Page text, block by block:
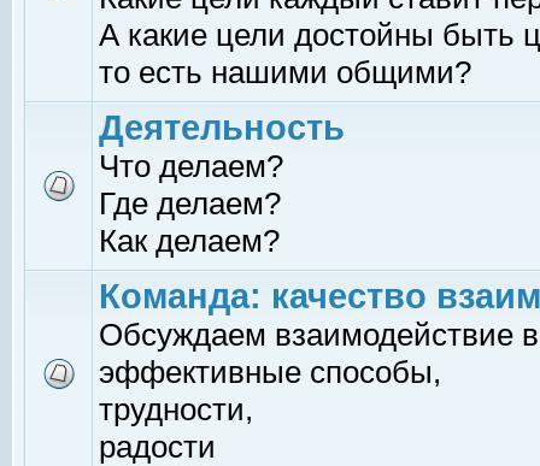
А какие цели достойны быть
то есть нашими общими?
Деятельность
Что делаем?
Где делаем?
Как делаем?
Команда: качество
Обсуждаем взаимодействие
эффективные способы,
трудности,
радости